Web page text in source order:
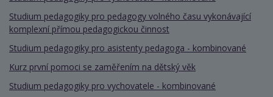
Studium pedagogiky pro pedagogy volného času vykonávající
komplexní přímou pedagogickou činnost
Studium pedagogiky pro asistenty pedagoga - kombinované
Kurz první pomoci se zaměřením na dětský věk
Studium pedagogiky pro vychovatele - kombinované